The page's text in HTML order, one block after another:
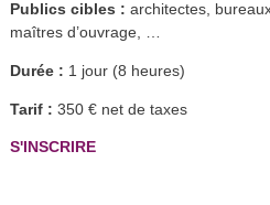
Publics cibles : architectes,
maîtres d’ouvrage, …
Durée : 1 jour (8 heures)
Tarif : 350 € net de taxes
S'INSCRIRE